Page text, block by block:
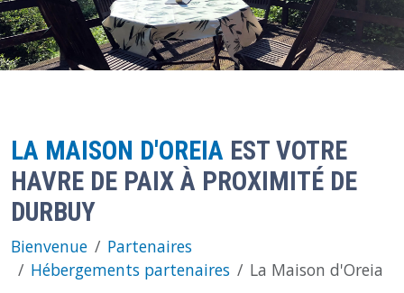
LA MAISON D'OREIA EST VOTRE
HAVRE DE PAIX À PROXIMITÉ DE
DURBUY
Bienvenue
Partenaires
Hébergements partenaires
La Maison d'Oreia